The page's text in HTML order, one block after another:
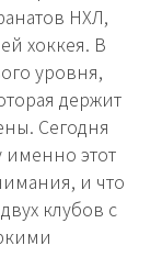
НХЛ,
хоккея. В
уровня,
держит
Сегодня
этот
и что
клубов с